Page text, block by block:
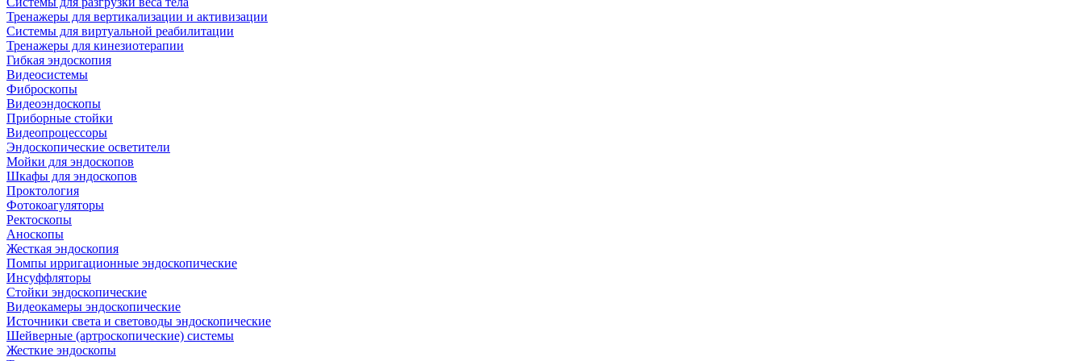
Тренажеры для вертикализации и активизации
Системы для виртуальной реабилитации
Тренажеры для кинезиотерапии
Гибкая эндоскопия
Видеосистемы
Фиброскопы
Видеоэндоскопы
Приборные стойки
Видеопроцессоры
Эндоскопические осветители
Мойки для эндоскопов
Шкафы для эндоскопов
Проктология
Фотокоагуляторы
Ректоскопы
Аноскопы
Жесткая эндоскопия
Помпы ирригационные эндоскопические
Инсуффляторы
Стойки эндоскопические
Видеокамеры эндоскопические
Источники света и световоды эндоскопические
Шейверные (артроскопические) системы
Жесткие эндоскопы